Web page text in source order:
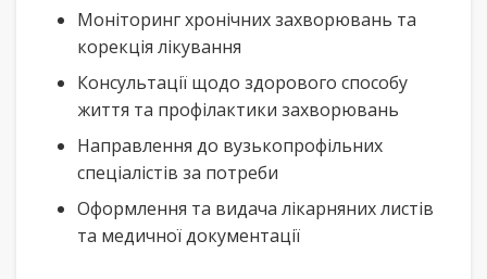
Моніторинг хронічних захворювань та
корекція лікування
Консультації щодо здорового способу
життя та профілактики захворювань
Направлення до вузькопрофільних
спеціалістів за потреби
Оформлення та видача лікарняних листів
та медичної документації